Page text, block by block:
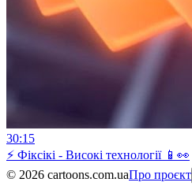
30:15
⚡ Фіксікі - Високі технології 📱👀
© 2026 cartoons.com.uaПро проєкт